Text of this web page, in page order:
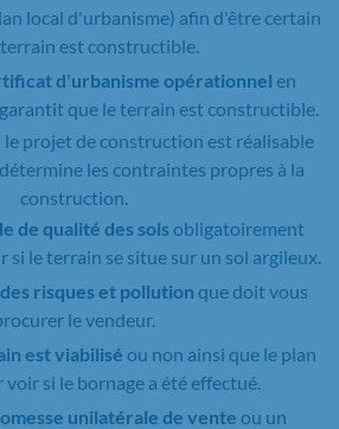
local d'urbanisme) afin d'être certain
est constructible.
d'urbanisme opérationnel en
que le terrain est constructible.
le projet de construction est réalisable
les contraintes propres à la
construction.
de qualité des sols obligatoirement
si le terrain se situe sur un sol argileux.
risques et pollution que doit vous
le vendeur.
est viabilisé ou non ainsi que le plan
si le bornage a été effectué.
unilatérale de vente ou un